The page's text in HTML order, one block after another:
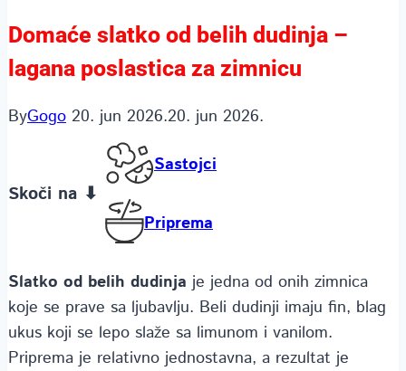
Domaće slatko od belih dudinja –
lagana poslastica za zimnicu
ByGogo 20. jun 2026.20. jun 2026.
Skoči na ⬇
Sastojci
Priprema
Slatko od belih dudinja je jedna od onih zimnica
koje se prave sa ljubavlju. Beli dudinji imaju fin, blag
ukus koji se lepo slaže sa limunom i vanilom.
Priprema je relativno jednostavna, a rezultat je